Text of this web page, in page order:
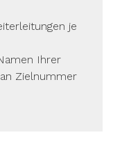
je
Ihrer
Zielnummer